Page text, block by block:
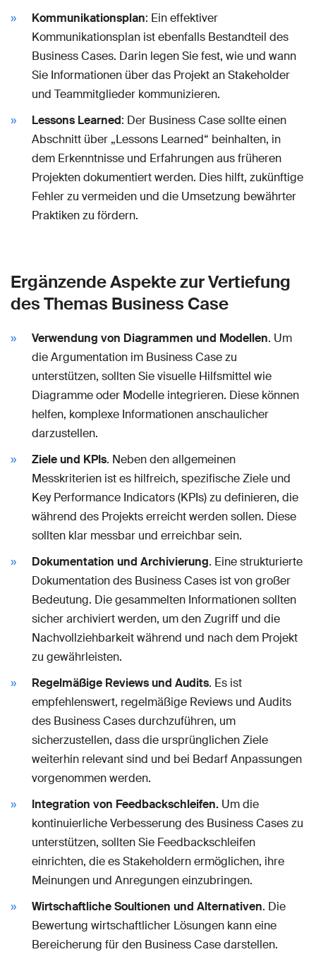
Kommunikationsplan: Ein effektiver
Kommunikationsplan ist ebenfalls Bestandteil des
Business Cases. Darin legen Sie fest, wie und wann
Sie Informationen über das Projekt an Stakeholder
und Teammitglieder kommunizieren.
Lessons Learned: Der Business Case sollte einen
Abschnitt über „Lessons Learned“ beinhalten, in
dem Erkenntnisse und Erfahrungen aus früheren
Projekten dokumentiert werden. Dies hilft, zukünftige
Fehler zu vermeiden und die Umsetzung bewährter
Praktiken zu fördern.
Ergänzende Aspekte zur Vertiefung
des Themas Business Case
Verwendung von Diagrammen und Modellen. Um
die Argumentation im Business Case zu
unterstützen, sollten Sie visuelle Hilfsmittel wie
Diagramme oder Modelle integrieren. Diese können
helfen, komplexe Informationen anschaulicher
darzustellen.
Ziele und KPIs. Neben den allgemeinen
Messkriterien ist es hilfreich, spezifische Ziele und
Key Performance Indicators (KPIs) zu definieren, die
während des Projekts erreicht werden sollen. Diese
sollten klar messbar und erreichbar sein.
Dokumentation und Archivierung. Eine strukturierte
Dokumentation des Business Cases ist von großer
Bedeutung. Die gesammelten Informationen sollten
sicher archiviert werden, um den Zugriff und die
Nachvollziehbarkeit während und nach dem Projekt
zu gewährleisten.
Regelmäßige Reviews und Audits. Es ist
empfehlenswert, regelmäßige Reviews und Audits
des Business Cases durchzuführen, um
sicherzustellen, dass die ursprünglichen Ziele
weiterhin relevant sind und bei Bedarf Anpassungen
vorgenommen werden.
Integration von Feedbackschleifen. Um die
kontinuierliche Verbesserung des Business Cases zu
unterstützen, sollten Sie Feedbackschleifen
einrichten, die es Stakeholdern ermöglichen, ihre
Meinungen und Anregungen einzubringen.
Wirtschaftliche Soultionen und Alternativen. Die
Bewertung wirtschaftlicher Lösungen kann eine
Bereicherung für den Business Case darstellen.